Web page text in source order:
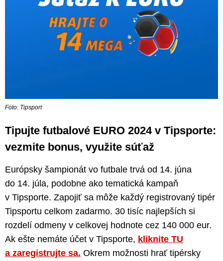
Foto: Tipsport
Tipujte futbalové EURO 2024 v Tipsporte:
vezmite bonus, využite súťaž
Európsky šampionát vo futbale trvá od 14. júna
do 14. júla, podobne ako tematická kampaň
v Tipsporte. Zapojiť sa môže každý registrovaný tipér
Tipsportu celkom zadarmo. 30 tisíc najlepších si
rozdelí odmeny v celkovej hodnote cez 140 000 eur.
Ak ešte nemáte účet v Tipsporte, kliknite TU
a zaregistrujte sa. Okrem možnosti hrať tipérsky